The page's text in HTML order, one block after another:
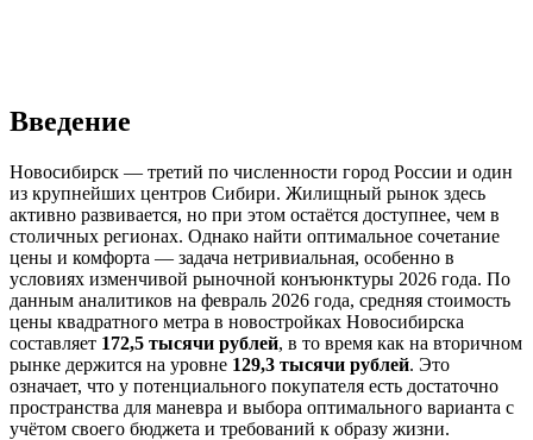
Введение
Новосибирск — третий по численности город России и один
из крупнейших центров Сибири. Жилищный рынок здесь
активно развивается, но при этом остаётся доступнее, чем в
столичных регионах. Однако найти оптимальное сочетание
цены и комфорта — задача нетривиальная, особенно в
условиях изменчивой рыночной конъюнктуры 2026 года. По
данным аналитиков на февраль 2026 года, средняя стоимость
цены квадратного метра в новостройках Новосибирска
составляет 172,5 тысячи рублей, в то время как на вторичном
рынке держится на уровне 129,3 тысячи рублей. Это
означает, что у потенциального покупателя есть достаточно
пространства для маневра и выбора оптимального варианта с
учётом своего бюджета и требований к образу жизни.